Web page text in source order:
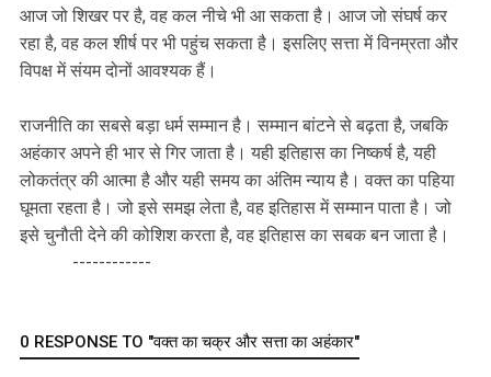
आज जो शिखर पर है, वह कल नीचे भी आ सकता है। आज जो संघर्ष कर
रहा है, वह कल शीर्ष पर भी पहुंच सकता है। इसलिए सत्ता में विनम्रता और
विपक्ष में संयम दोनों आवश्यक हैं।
राजनीति का सबसे बड़ा धर्म सम्मान है। सम्मान बांटने से बढ़ता है, जबकि
अहंकार अपने ही भार से गिर जाता है। यही इतिहास का निष्कर्ष है, यही
लोकतंत्र की आत्मा है और यही समय का अंतिम न्याय है। वक्त का पहिया
घूमता रहता है। जो इसे समझ लेता है, वह इतिहास में सम्मान पाता है। जो
इसे चुनौती देने की कोशिश करता है, वह इतिहास का सबक बन जाता है।
------------
0 RESPONSE TO "वक्त का चक्र और सत्ता का अहंकार"